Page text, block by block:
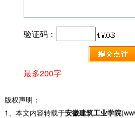
验证码：
最多200字
版权声明：
1、本文内容转载于安徽建筑工业学院